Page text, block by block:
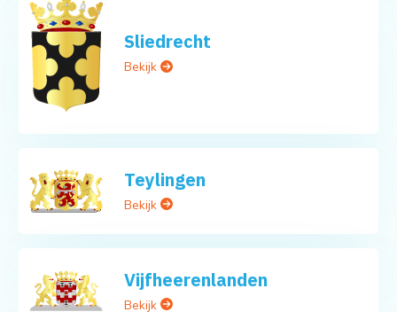
Sliedrecht
Bekijk
Teylingen
Bekijk
Vijfheerenlanden
Bekijk